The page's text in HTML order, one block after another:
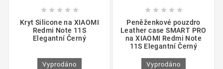
    
Kryt Silicone na XIAOMI
Redmi Note 11S
Elegantní Černý
Vyprodáno
    
Peněženkové pouzdro
Leather case SMART PRO
na XIAOMI Redmi Note
11S Elegantní Černý
Vyprodáno